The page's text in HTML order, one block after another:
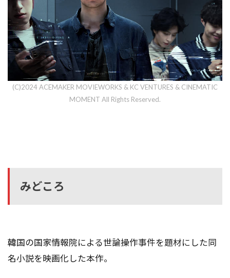
(C)2024 ACEMAKER MOVIEWORKS & KC VENTURES & CINEMATIC
MOMENT All Rights Reserved.
みどころ
韓国の国家情報院による世論操作事件を題材にした同
名小説を映画化した本作。